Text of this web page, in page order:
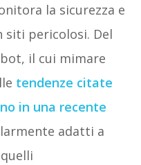
la sicurezza e
siti pericolosi. Del
il cui mimare
tendenze citate
in una recente
adatti a